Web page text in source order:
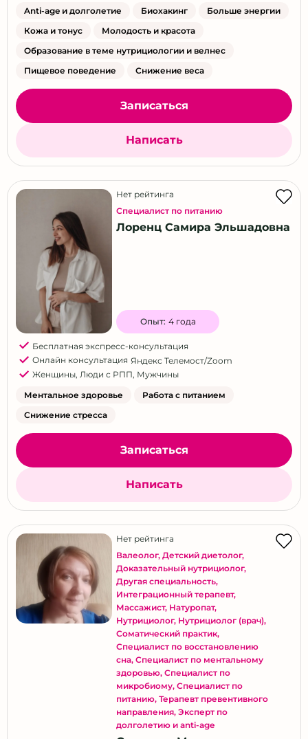
Anti-age и долголетие Биохакинг
Больше энергии
Кожа и тонус
Молодость и красота
Образование в теме нутрициологии и велнес
Пищевое поведение
Снижение веса
Записаться
Написать
Нет рейтинга
Специалист по питанию
Лоренц Самира Эльшадовна
Опыт: 4 года
Бесплатная экспресс-консультация
Онлайн консультация Яндекс Телемост/Zoom
Женщины, Люди с РПП, Мужчины
Ментальное здоровье
Работа с питанием
Снижение стресса
Записаться
Написать
Нет рейтинга
Валеолог, Детский диетолог,
Доказательный нутрициолог,
Другая специальность,
Интеграционный терапевт,
Массажист, Натуропат,
Нутрициолог, Нутрициолог (врач),
Соматический практик,
Специалист по восстановлению
сна, Специалист по ментальному
здоровью, Специалист по
микробиому, Специалист по
питанию, Терапевт превентивного
направления, Эксперт по
долголетию и anti-age